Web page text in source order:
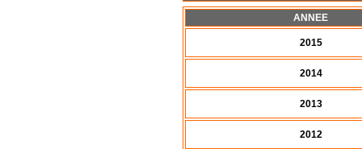
ANNEE
2015
2014
2013
2012